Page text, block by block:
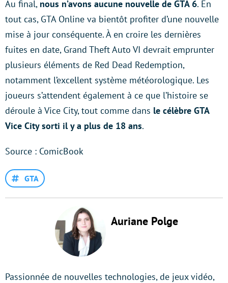
Au final, nous n’avons aucune nouvelle de GTA 6. En
tout cas, GTA Online va bientôt profiter d’une nouvelle
mise à jour conséquente. À en croire les dernières
fuites en date, Grand Theft Auto VI devrait emprunter
plusieurs éléments de Red Dead Redemption,
notamment l’excellent système météorologique. Les
joueurs s’attendent également à ce que l’histoire se
déroule à Vice City, tout comme dans le célèbre GTA
Vice City sorti il y a plus de 18 ans.
Source : ComicBook
GTA
Auriane Polge
Passionnée de nouvelles technologies, de jeux vidéo,